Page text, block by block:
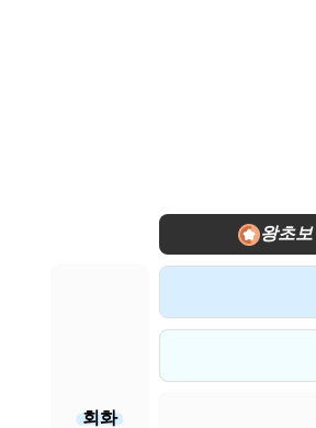
왕초보
회화